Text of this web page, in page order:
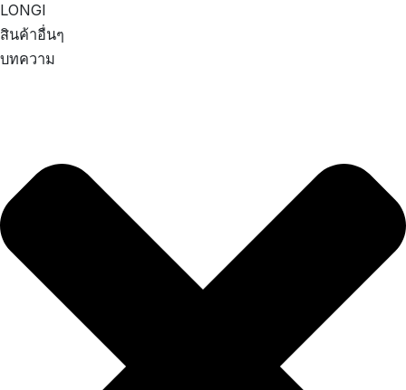
LONGI
สินค้าอื่นๆ
บทความ